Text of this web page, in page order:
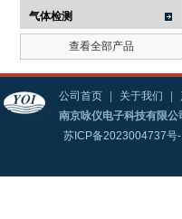
气体检测
查看全部产品
公司首页 关于我们
南京咏仪电子科技有限
苏ICP备2023004737号